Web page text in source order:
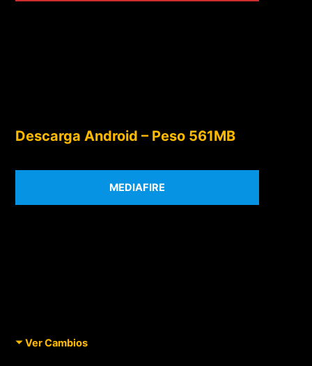
Descarga Android – Peso 561MB
MEDIAFIRE
Ver Cambios